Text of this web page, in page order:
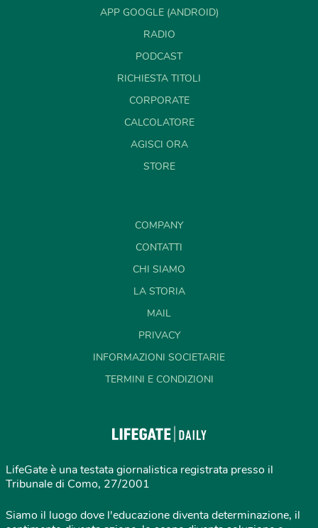
APP GOOGLE (ANDROID)
RADIO
PODCAST
RICHIESTA TITOLI
CORPORATE
CALCOLATORE
AGISCI ORA
STORE
COMPANY
CONTATTI
CHI SIAMO
LA STORIA
MAIL
PRIVACY
INFORMAZIONI SOCIETARIE
TERMINI E CONDIZIONI
LifeGate è una testata giornalistica registrata presso il
Tribunale di Como, 27/2001
Siamo il luogo dove l'educazione diventa determinazione, il